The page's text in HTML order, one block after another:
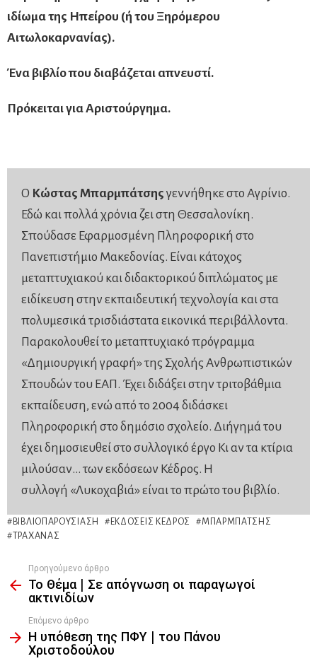
ιδίωμα της Ηπείρου (ή του Ξηρόμερου
Αιτωλοκαρνανίας).
Ένα βιβλίο που διαβάζεται απνευστί.
Πρόκειται για Αριστούργημα.
Ο Κώστας Μπαρμπάτσης γεννήθηκε στο Αγρίνιο.
Εδώ και πολλά χρόνια ζει στη Θεσσαλονίκη.
Σπούδασε Εφαρμοσμένη Πληροφορική στο
Πανεπιστήμιο Μακεδονίας. Είναι κάτοχος
μεταπτυχιακού και διδακτορικού διπλώματος με
ειδίκευση στην εκπαιδευτική τεχνολογία και στα
πολυμεσικά τρισδιάστατα εικονικά περιβάλλοντα.
Παρακολουθεί το μεταπτυχιακό πρόγραμμα
«Δημιουργική γραφή» της Σχολής Ανθρωπιστικών
Σπουδών του ΕΑΠ. Έχει διδάξει στην τριτοβάθμια
εκπαίδευση, ενώ από το 2004 διδάσκει
Πληροφορική στο δημόσιο σχολείο. Διήγημά του
έχει δημοσιευθεί στο συλλογικό έργο Κι αν τα κτίρια
μιλούσαν… των εκδόσεων Κέδρος. Η
συλλογή «Λυκοχαβιά» είναι το πρώτο του βιβλίο.
ΒΙΒΛΙΟΠΑΡΟΥΣΊΑΣΗ ΕΚΔΌΣΕΙΣ ΚΈΔΡΟΣ
ΜΠΑΡΜΠΆΤΣΗΣ
ΤΡΑΧΑΝΆΣ
more
Προηγούμενο άρθρο
Το Θέμα | Σε απόγνωση οι παραγωγοί
ακτινιδίων
Επόμενο άρθρο
Η υπόθεση της ΠΦΥ | του Πάνου
Χριστοδούλου